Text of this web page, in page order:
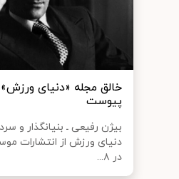
خالق مجله «دنیای
پیوست
بیژن رفیعی ـ بنیانگذار و
دنیای ورزش از انتشارات
در ۸...